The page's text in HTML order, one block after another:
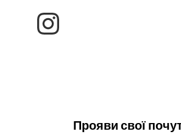
Прояви свої